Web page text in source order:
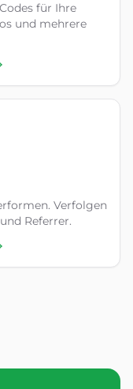
für Ihre
und mehrere
Verfolgen
Referrer.